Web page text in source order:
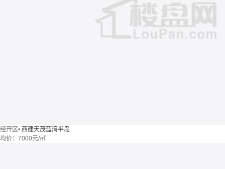
经开区• 西建天茂蓝湾半岛
均价： 7000元/㎡